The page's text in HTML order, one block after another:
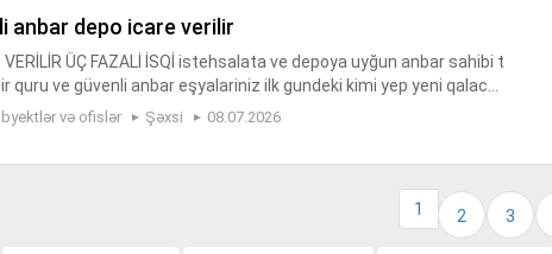
anbar depo icare verilir
VERİLİR ÜÇ FAZALİ İSQİ istehsalata ve depoya uyğun anbar sahibi t
quru ve güvenli anbar eşyalariniz ilk gundeki kimi yep yeni qalaca
ile quru yerdir malarinizi bura rahat şekilde yığa bil...
və ofislər Şəxsi 08.07.2026
1 2 3